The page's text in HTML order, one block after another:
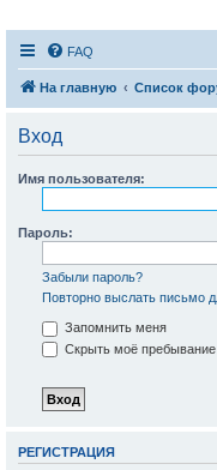
FAQ
На главную Список
Вход
Имя пользователя:
Пароль:
Забыли пароль?
Повторно выслать письмо
Запомнить меня
Скрыть моё пребывание
РЕГИСТРАЦИЯ